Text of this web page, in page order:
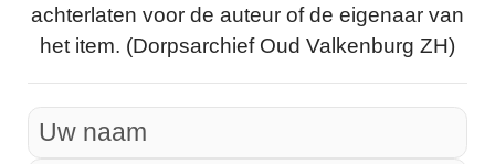
achterlaten voor de auteur of de eigenaar van
het item. (Dorpsarchief Oud Valkenburg ZH)